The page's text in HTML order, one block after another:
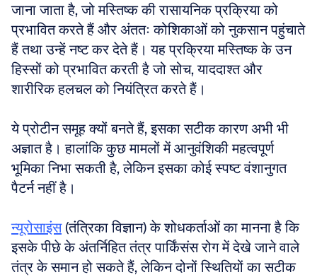
जाना जाता है, जो मस्तिष्क की रासायनिक प्रक्रिया को
प्रभावित करते हैं और अंततः कोशिकाओं को नुकसान पहुंचाते
हैं तथा उन्हें नष्ट कर देते हैं। यह प्रक्रिया मस्तिष्क के उन
हिस्सों को प्रभावित करती है जो सोच, याददाश्त और
शारीरिक हलचल को नियंत्रित करते हैं।
ये प्रोटीन समूह क्यों बनते हैं, इसका सटीक कारण अभी भी
अज्ञात है। हालांकि कुछ मामलों में आनुवंशिकी महत्वपूर्ण
भूमिका निभा सकती है, लेकिन इसका कोई स्पष्ट वंशानुगत
पैटर्न नहीं है।
न्यूरोसाइंस (तंत्रिका विज्ञान) के शोधकर्ताओं का मानना है कि
इसके पीछे के अंतर्निहित तंत्र पार्किंसंस रोग में देखे जाने वाले
तंत्र के समान हो सकते हैं, लेकिन दोनों स्थितियों का सटीक